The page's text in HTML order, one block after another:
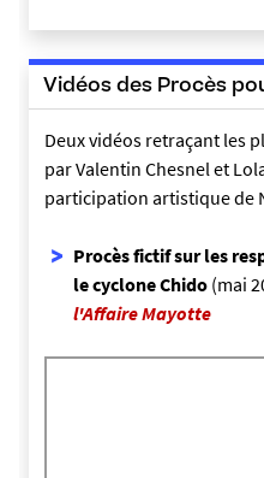
Vidéos des Procès
Deux vidéos retraçant les
par Valentin Chesnel et
participation artistique de
Procès fictif sur les
le cyclone Chido (mai
l'Affaire Mayotte